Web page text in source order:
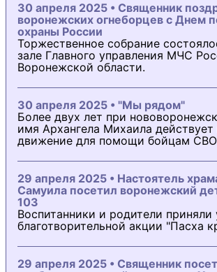
30 апреля 2025 • Священник
воронежских огнеборцев с Днем
охраны России
Торжественное собрание
зале Главного управления МЧС
Воронежской области.
30 апреля 2025 • "Мы рядом"
Более двух лет при
имя Архангела Михаила действует
движение для помощи бойцам
29 апреля 2025 • Настоятель
Самуила посетил воронежский
103
Воспитанники и родители приняли
благотворительной акции "Пасха
29 апреля 2025 • Священник